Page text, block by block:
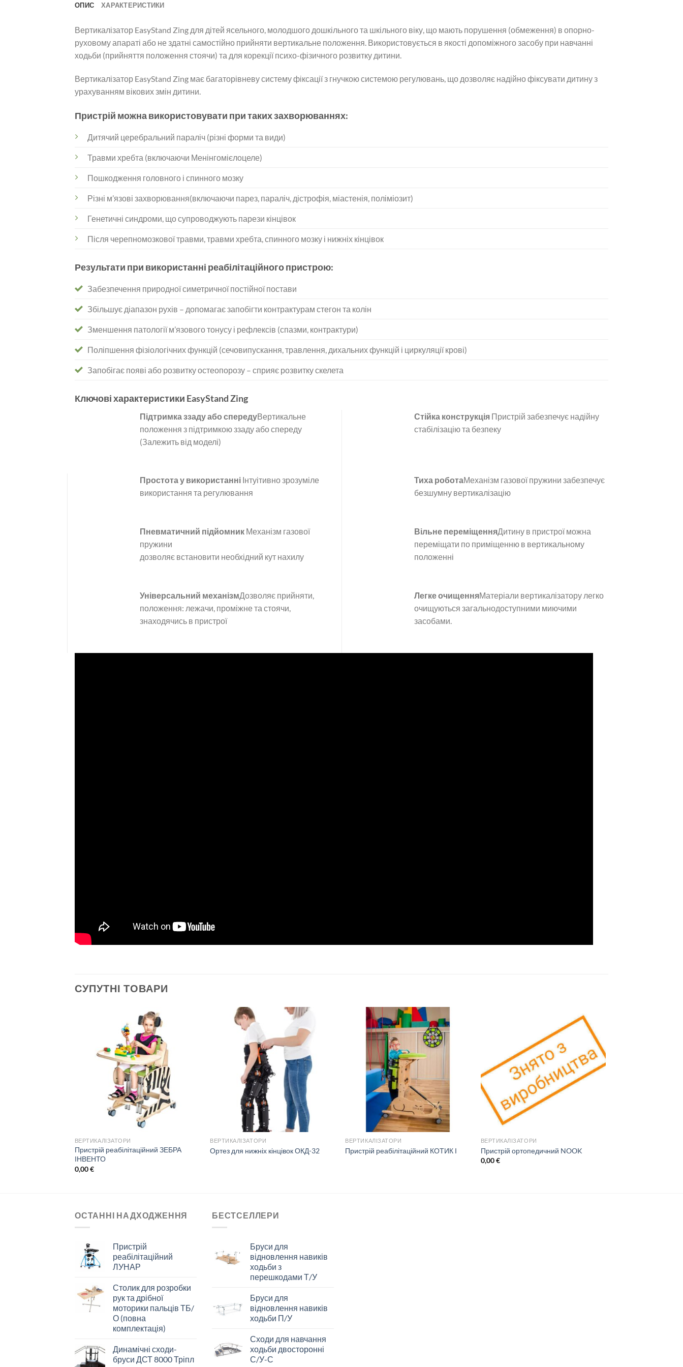
ОПИС ХАРАКТЕРИСТИКИ
Вертикалізатор EasyStand Zing для дітей ясельного, молодшого дошкільного та шкільного віку, що мають порушення (обмеження) в опорно-
руховому апараті або не здатні самостійно прийняти вертикальне положення. Використовується в якості допоміжного засобу при навчанні
ходьби (прийняття положення стоячи) та для корекції психо-фізичного розвитку дитини.
Вертикалізатор EasyStand Zing має багаторівневу систему фіксації з гнучкою системою регулювань, що дозволяє надійно фіксувати дитину з
урахуванням вікових змін дитини.
Пристрій можна використовувати при таких захворюваннях:
Дитячий церебральний параліч (різні форми та види)
Травми хребта (включаючи Менінгомієлоцеле)
Пошкодження головного і спинного мозку
Різні м’язові захворювання(включаючи парез, параліч, дістрофія, міастенія, поліміозит)
Генетичні синдроми, що супроводжують парези кінцівок
Після черепномозкової травми, травми хребта, спинного мозку і нижніх кінцівок
Результати при використанні реабілітаційного пристрою:
Забезпечення природної симетричної постійної постави
Збільшує діапазон рухів – допомагає запобігти контрактурам стегон та колін
Зменшення патології м’язового тонусу і рефлексів (спазми, контрактури)
Поліпшення фізіологічних функцій (сечовипускання, травлення, дихальних функцій і циркуляції крові)
Запобігає появі або розвитку остеопорозу – сприяє розвитку скелета
Ключові характеристики EasyStand Zing
Підтримка ззаду або спередуВертикальне
положення з підтримкою ззаду або спереду
(Залежить від моделі)
Стійка конструкція Пристрій забезпечує надійну
стабілізацію та безпеку
Простота у використанні Інтуітивно зрозуміле
використання та регулювання
Тиха роботаМеханізм газової пружини забезпечує
безшумну вертикалізацію
Пневматичний підйомник Механізм газової
пружини
дозволяє встановити необхідний кут нахилу
Вільне переміщенняДитину в пристрої можна
переміщати по приміщенню в вертикальному
положенні
Універсальний механізмДозволяє прийняти,
положення: лежачи, проміжне та стоячи,
знаходячись в пристрої
Легке очищенняМатеріали вертикалізатору легко
очищуються загальнодоступними миючими
засобами.
СУПУТНІ ТОВАРИ
ВЕРТИКАЛІЗАТОРИ
Пристрій реабілітаційний ЗЕБРА
ІНВЕНТО
0,00€
ВЕРТИКАЛІЗАТОРИ
Ортез для нижніх кінцівок ОКД-32
ВЕРТИКАЛІЗАТОРИ
Пристрій реабілітаційний КОТИК І
ВЕРТИКАЛІЗАТОРИ
Пристрій ортопедичний NOOK
0,00€
ОСТАННІ НАДХОДЖЕННЯ
Пристрій
реабілітаційний
ЛУНАР
Столик для розробки
рук та дрібної
моторики пальців ТБ/
О (повна
комплектація)
Динамічні сходи-
бруси ДСТ 8000 Тріпл
БЕСТСЕЛЛЕРИ
Бруси для
відновлення навиків
ходьби з
перешкодами Т/У
Бруси для
відновлення навиків
ходьби П/У
Сходи для навчання
ходьби двосторонні
С/У-С